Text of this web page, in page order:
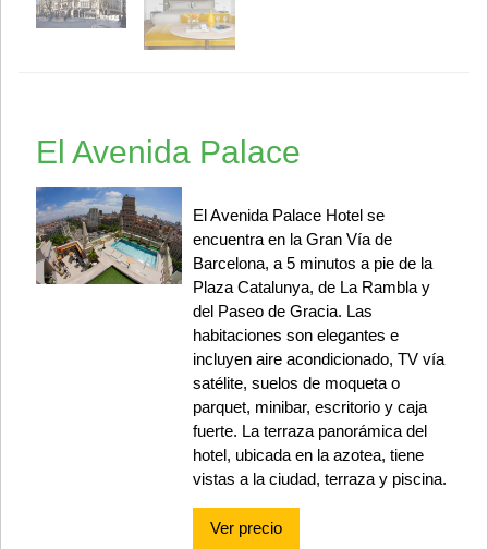
El Avenida Palace
El Avenida Palace Hotel se
encuentra en la Gran Vía de
Barcelona, ​​a 5 minutos a pie de la
Plaza Catalunya, de La Rambla y
del Paseo de Gracia. Las
habitaciones son elegantes e
incluyen aire acondicionado, TV vía
satélite, suelos de moqueta o
parquet, minibar, escritorio y caja
fuerte. La terraza panorámica del
hotel, ubicada en la azotea, tiene
vistas a la ciudad, terraza y piscina.
Ver precio